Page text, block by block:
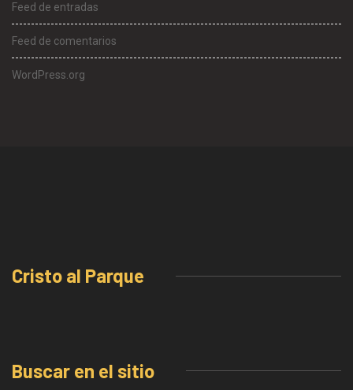
Feed de entradas
Feed de comentarios
WordPress.org
Cristo al Parque
Buscar en el sitio